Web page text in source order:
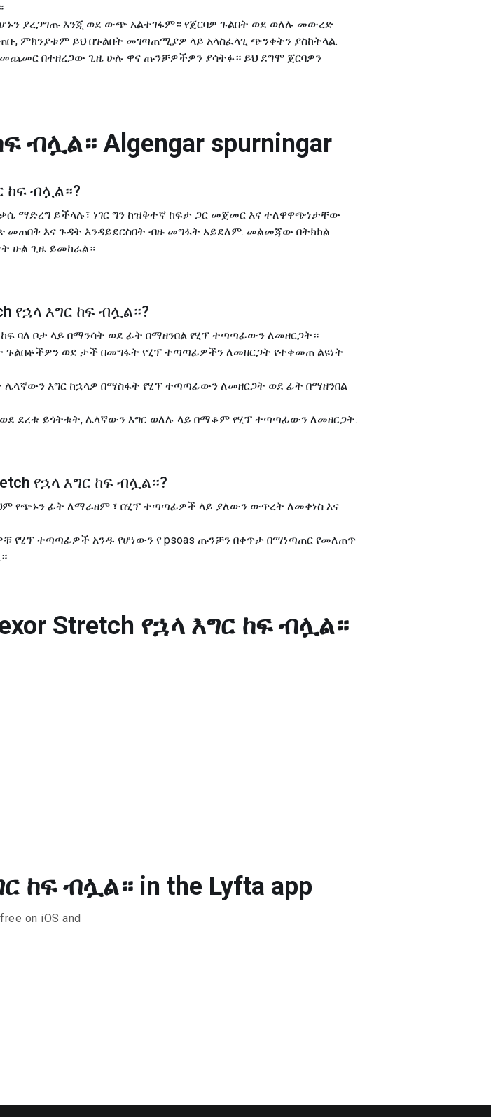
ያረጋግጡ እንጂ ወደ ውጭ አልተገፋም። የጀርባዎ ጉልበት ወደ ወለሉ መውረድ
ምክንያቱም ይህ በጉልበት መገጣጠሚያዎ ላይ አላስፈላጊ ጭንቀትን ያስከትላል.
በተዘረጋው ጊዜ ሁሉ ዋና ጡንቻዎችዎን ያሳትፉ። ይህ ደግሞ ጀርባዎን
ብሏል። Algengar spurningar
ከፍ ብሏል።?
ማድረግ ይችላሉ፣ ነገር ግን ከዝቅተኛ ከፍታ ጋር መጀመር እና ተለዋዋጭነታቸው
መጠበቅ እና ጉዳት እንዳይደርስበት ብዙ መግፋት አይደለም. መልመጃው በትክክል
ሁል ጊዜ ይመከራል።
የኋላ እግር ከፍ ብሏል።?
ባለ ቦታ ላይ በማንሳት ወደ ፊት በማዘንበል የሂፕ ተጣጣፊውን ለመዘርጋት።
ወደ ታች በመግፋት የሂፕ ተጣጣፊዎችን ለመዘርጋት የተቀመጠ ልዩነት
ሌላኛውን እግር ከኋላዎ በማስፋት የሂፕ ተጣጣፊውን ለመዘርጋት ወደ ፊት በማዘንበል
ደረቱ ይጎትቱት, ሌላኛውን እግር ወለሉ ላይ በማቆም የሂፕ ተጣጣፊውን ለመዘርጋት.
የኋላ እግር ከፍ ብሏል።?
የጭኑን ፊት ለማራዘም ፣ በሂፕ ተጣጣፊዎች ላይ ያለውን ውጥረት ለመቀነስ እና
የሂፕ ተጣጣፊዎች አንዱ የሆነውን የ psoas ጡንቻን በቀጥታ በማነጣጠር የመለጠጥ
Stretch የኋላ እግር ከፍ ብሏል።
ከፍ ብሏል። in the Lyfta app
on iOS and